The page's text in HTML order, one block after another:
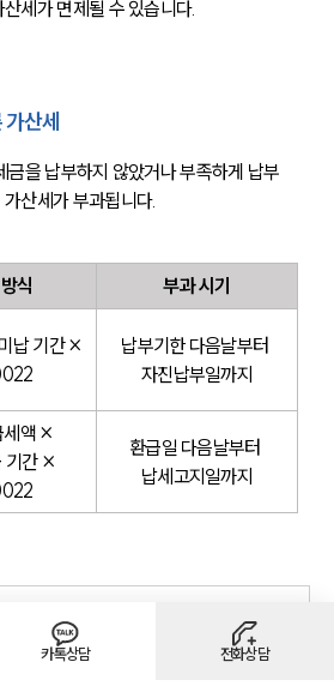
카톡상담 전화상담
세가 면제될 수 있습니다.
산세
금을 납부하지 않았거나 부족하게 납부
산세가 부과됩니다.
식
부과 시기
납 기간 ×
납부기한 다음날부터
자진납부일까지
세액 ×
기간 ×
환급일 다음날부터
납세고지일까지
확히 알기